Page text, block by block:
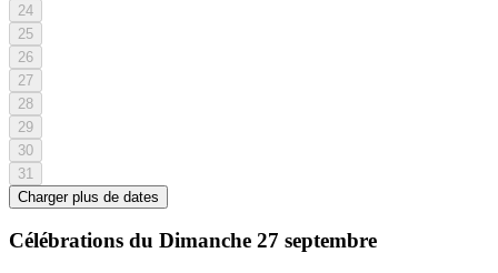
24
25
26
27
28
29
30
31
Charger plus de dates
Célébrations du Dimanche 27 septembre